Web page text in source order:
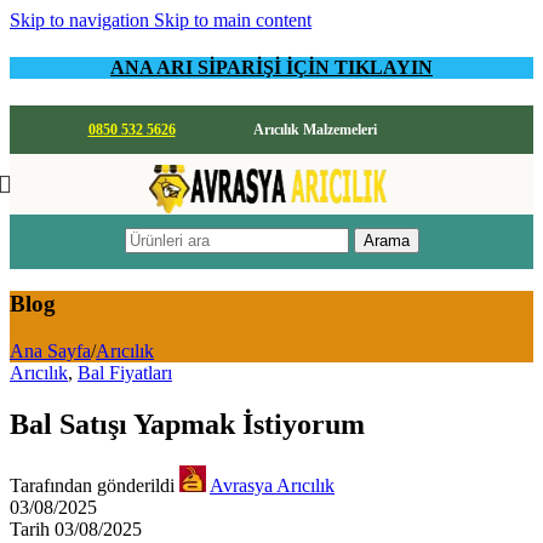
Skip to navigation Skip to main content
ANA ARI SİPARİŞİ İÇİN TIKLAYIN
0850 532 5626 Arıcılık Malzemeleri
Arama
Blog
Ana Sayfa/Arıcılık
Arıcılık, Bal Fiyatları
Bal Satışı Yapmak İstiyorum
Tarafından gönderildi
Avrasya Arıcılık
03/08/2025
Tarih 03/08/2025